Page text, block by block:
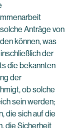
Anträge von
können, was
der
die bekannten
der
ob solche
sein werden;
die sich auf die
die Sicherheit